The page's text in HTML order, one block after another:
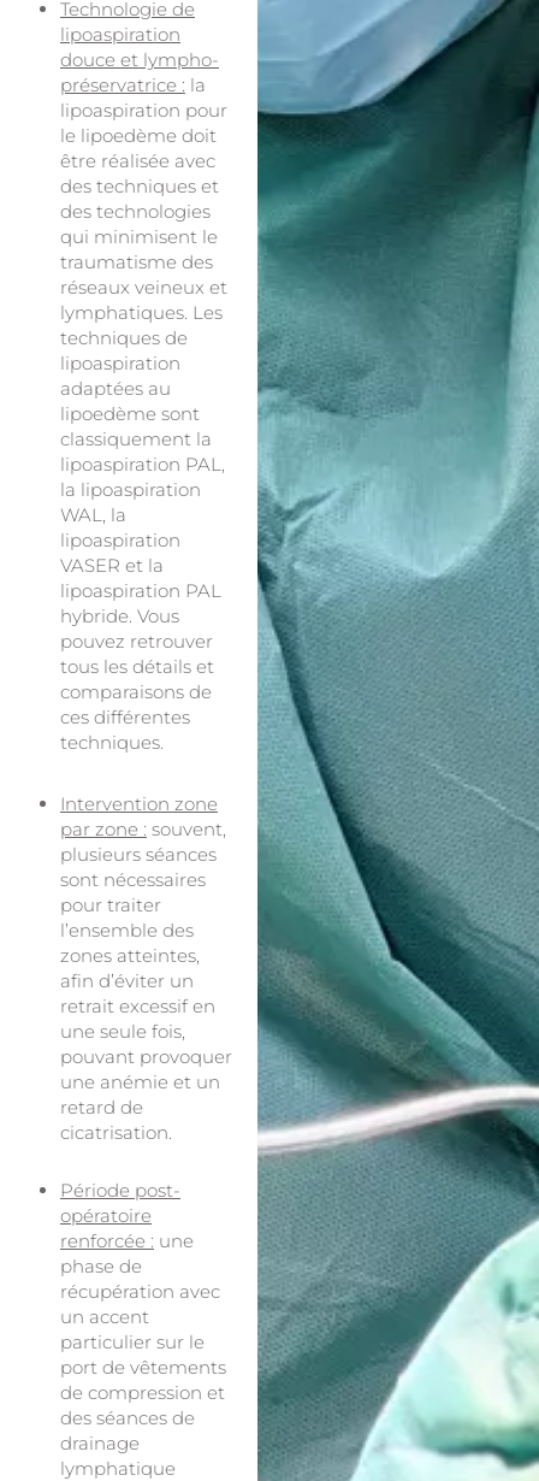
Technologie de
lipoaspiration
douce et lympho-
préservatrice : la
lipoaspiration pour
le lipoedème doit
être réalisée avec
des techniques et
des technologies
qui minimisent le
traumatisme des
réseaux veineux et
lymphatiques. Les
techniques de
lipoaspiration
adaptées au
lipoedème sont
classiquement la
lipoaspiration PAL,
la lipoaspiration
WAL, la
lipoaspiration
VASER et la
lipoaspiration PAL
hybride. Vous
pouvez retrouver
tous les détails et
comparaisons de
ces différentes
techniques.
Intervention zone
par zone : souvent,
plusieurs séances
sont nécessaires
pour traiter
l’ensemble des
zones atteintes,
afin d’éviter un
retrait excessif en
une seule fois,
pouvant provoquer
une anémie et un
retard de
cicatrisation.
Période post-
opératoire
renforcée : une
phase de
récupération avec
un accent
particulier sur le
port de vêtements
de compression et
des séances de
drainage
lymphatique